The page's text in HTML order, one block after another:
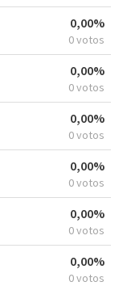
0,00%
0 votos
0,00%
0 votos
0,00%
0 votos
0,00%
0 votos
0,00%
0 votos
0,00%
0 votos